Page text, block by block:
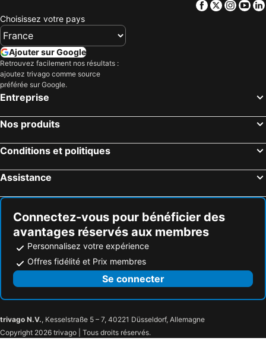
Facebook
Twitter
Choisissez votre pays
Ajouter sur Google
Retrouvez facilement nos résultats :
ajoutez trivago comme source
préférée sur Google.
Entreprise
Nos produits
Conditions et politiques
Assistance
Connectez-vous pour bénéficier des
avantages réservés aux membres
Personnalisez votre expérience
Offres fidélité et Prix membres
Se connecter
trivago N.V., Kesselstraße 5 – 7, 40221 Düsseldorf, Allemagne
Copyright 2026 trivago | Tous droits réservés.